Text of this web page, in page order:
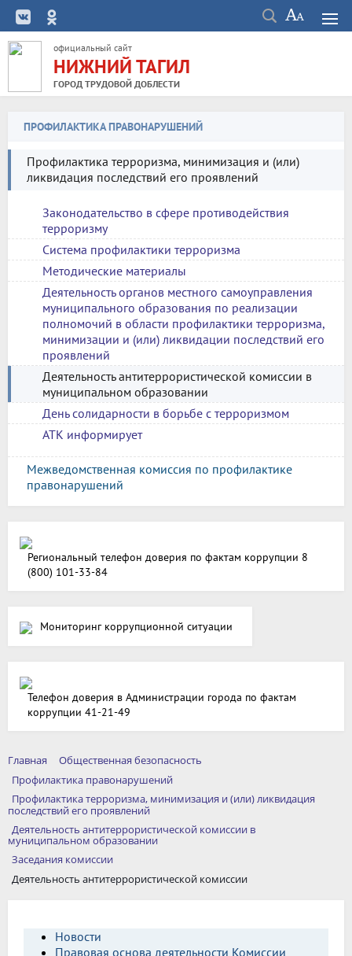
официальный сайт
НИЖНИЙ ТАГИЛ
ГОРОД ТРУДОВОЙ ДОБЛЕСТИ
ПРОФИЛАКТИКА ПРАВОНАРУШЕНИЙ
Профилактика терроризма, минимизация и (или)
ликвидация последствий его проявлений
Законодательство в сфере противодействия
терроризму
Система профилактики терроризма
Методические материалы
Деятельность органов местного самоуправления
муниципального образования по реализации
полномочий в области профилактики терроризма,
минимизации и (или) ликвидации последствий его
проявлений
Деятельность антитеррористической комиссии в
муниципальном образовании
День солидарности в борьбе с терроризмом
АТК информирует
Межведомственная комиссия по профилактике
правонарушений
Региональный телефон доверия по фактам коррупции 8
(800) 101-33-84
Мониторинг коррупционной ситуации
Телефон доверия в Администрации города по фактам
коррупции 41-21-49
Главная
Общественная безопасность
Профилактика правонарушений
Профилактика терроризма, минимизация и (или) ликвидация
последствий его проявлений
Деятельность антитеррористической комиссии в
муниципальном образовании
Заседания комиссии
Деятельность антитеррористической комиссии
Новости
Правовая основа деятельности Комиссии